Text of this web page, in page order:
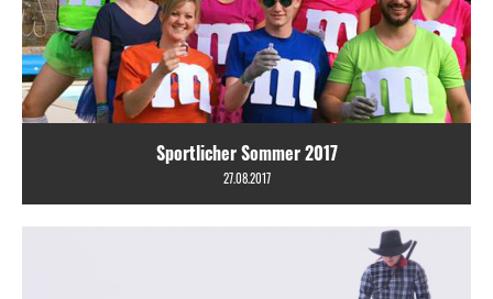
Sportlicher Sommer 2017
27.08.2017